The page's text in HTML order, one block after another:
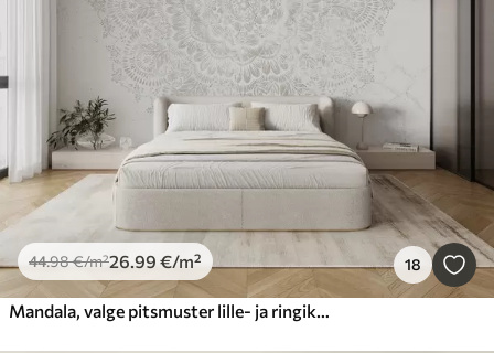
44.98€/m²26.99 €/m² 18
Mandala, valge pitsmuster lille- ja ringikujuliste motiividega, mis loob õrna ja keeruka disaini